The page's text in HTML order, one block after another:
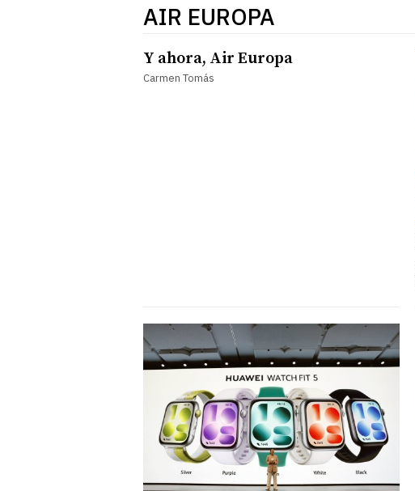
AIR EUROPA
Y ahora, Air Europa
Carmen Tomás